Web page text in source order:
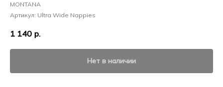
MONTANA
Артикул: Ultra Wide Nappies
1 140 р.
Нет в наличии